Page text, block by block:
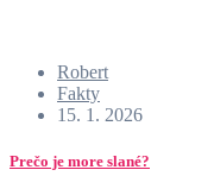
Robert
Fakty
15. 1. 2026
Prečo je more slané?